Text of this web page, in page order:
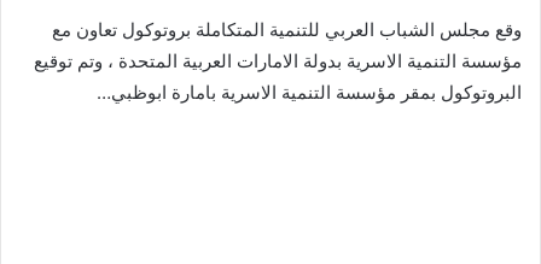
وقع مجلس الشباب العربي للتنمية المتكاملة بروتوكول تعاون مع
مؤسسة التنمية الاسرية بدولة الامارات العربية المتحدة ، وتم توقيع
البروتوكول بمقر مؤسسة التنمية الاسرية بامارة ابوظبي…